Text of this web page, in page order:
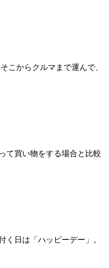
こからクルマまで運んで、
て買い物をする場合と比較
日は「ハッピーデー」。